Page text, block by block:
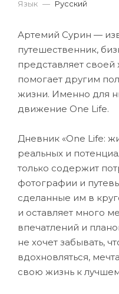
Язык — Русский
Артемий Сурин —
путешественник,
представляет
помогает другим
жизни. Именно для
движение One Life.
Дневник «One Life:
реальных и
только содержит
фотографии и
сделанные им в
и оставляет много
впечатлений и
не хочет забывать,
вдохновляться,
свою жизнь к